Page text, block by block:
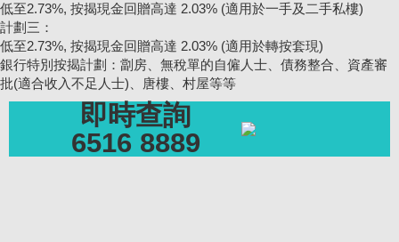
低至2.73%, 按揭現金回贈高達 2.03% (適用於一手及二手私樓)
計劃三：
低至2.73%, 按揭現金回贈高達 2.03% (適用於轉按套現)
銀行特別按揭計劃：劏房、無稅單的自僱人士、債務整合、資產審
批(適合收入不足人士)、唐樓、村屋等等
即時查詢
6516 8889